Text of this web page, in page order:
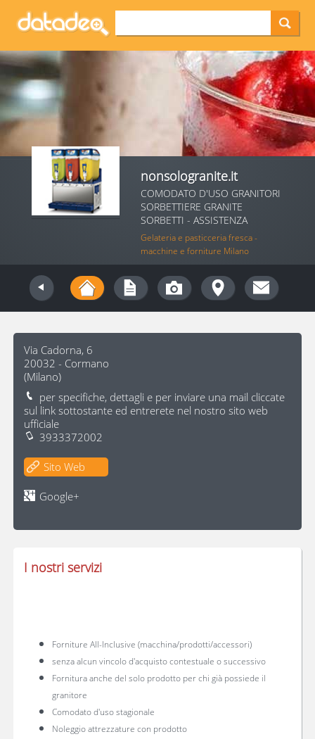
nonsologranite.it
COMODATO D'USO GRANITORI
SORBETTIERE GRANITE
SORBETTI - ASSISTENZA
Gelateria e pasticceria fresca -
macchine e forniture Milano
Via Cadorna, 6
20032 - Cormano
(Milano)
per specifiche, dettagli e per inviare una mail cliccate
sul link sottostante ed entrerete nel nostro sito web
ufficiale
3933372002
Sito Web
Google+
I nostri servizi
Forniture All-Inclusive (macchina/prodotti/accessori)
senza alcun vincolo d'acquisto contestuale o successivo
Fornitura anche del solo prodotto per chi già possiede il
granitore
Comodato d'uso stagionale
Noleggio attrezzature con prodotto